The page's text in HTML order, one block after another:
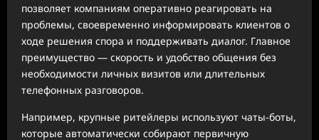
позволяет компаниям оперативно реагировать на
проблемы, своевременно информировать клиентов о
ходе решения спора и поддерживать диалог. Главное
преимущество — скорость и удобство общения без
необходимости личных визитов или длительных
телефонных разговоров.
Например, крупные ритейлеры используют чаты-боты,
которые автоматически собирают первичную